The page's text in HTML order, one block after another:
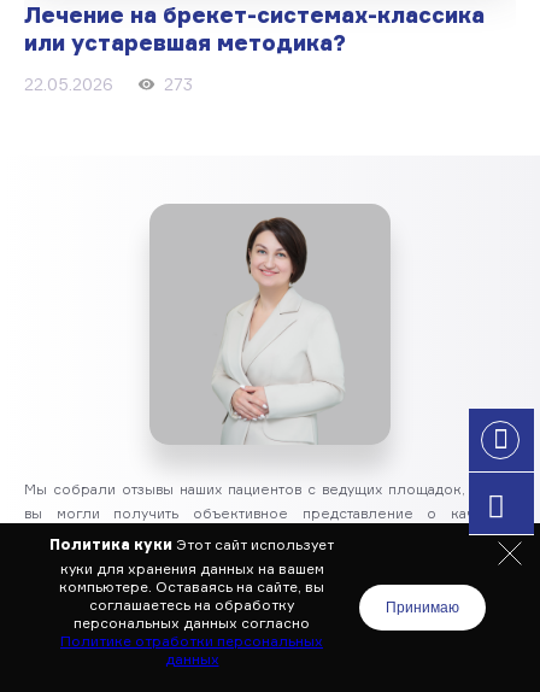
Лечение на брекет-системах-классика
или устаревшая методика?
22.05.2026 273
Мы собрали отзывы наших пациентов с ведущих площадок, чтобы
вы могли получить объективное представление о качестве
лечения, уровне сервиса и подходе специалистов. Для нас это не
Ольшанская Мария
Управляющий директор
Политика куки Этот сайт использует
куки для хранения данных на вашем
компьютере. Оставаясь на сайте, вы
соглашаетесь на обработку
персональных данных согласно
Политике отработки персональных
данных
Принимаю